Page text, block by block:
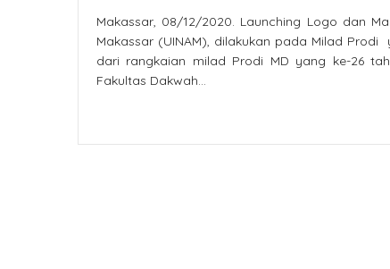
Makassar, 08/12/2020. Launching Logo dan
Makassar (UINAM), dilakukan pada Milad
dari rangkaian milad Prodi MD yang ke-26
Fakultas Dakwah…